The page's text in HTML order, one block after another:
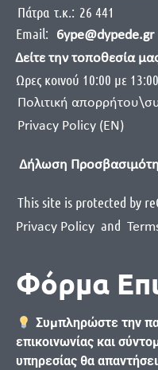
Πάτρα τ.κ.: 26 441
Email:
6ype@dypede.gr
Δείτε την τοποθεσία
Ωρες κοινού 10:00 με 13:00
Πολιτική
Privacy Policy (EN)
Δήλωση
This site is protected by
Privacy Policy and
Φόρμα
Συμπληρώστε την
επικοινωνίας και
υπηρεσίας θα